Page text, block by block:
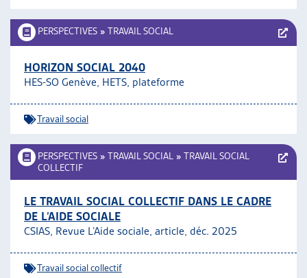
PERSPECTIVES » TRAVAIL SOCIAL
HORIZON SOCIAL 2040
HES-SO Genève, HETS, plateforme
Travail social
PERSPECTIVES » TRAVAIL SOCIAL » TRAVAIL SOCIAL
COLLECTIF
LE TRAVAIL SOCIAL COLLECTIF DANS LE CADRE
DE L’AIDE SOCIALE
CSIAS, Revue L’Aide sociale, article, déc. 2025
Travail social collectif